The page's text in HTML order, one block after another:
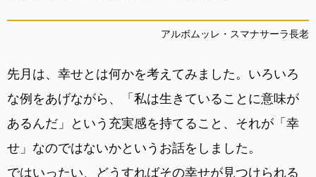
アルボムッレ・スマナサーラ長老
先月は、幸せとは何かを考えてみました。いろいろ
な例をあげながら、「私は生きていることに意味が
あるんだ」という充実感を持てること、それが「幸
せ」なのではないかというお話をしました。
ではいったい、どうすればその幸せが見つけられる